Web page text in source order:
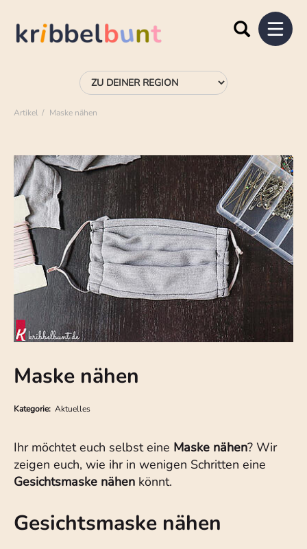
Artikel Maske nähen
Maske nähen
Kategorie: Aktuelles
Ihr möchtet euch selbst eine Maske nähen? Wir
zeigen euch, wie ihr in wenigen Schritten eine
Gesichtsmaske nähen könnt.
Gesichtsmaske nähen